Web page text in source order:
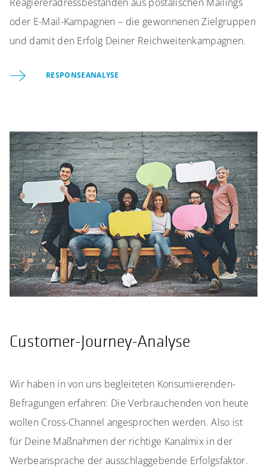
Reagiereradressbeständen aus postalischen Mailings
oder E-Mail-Kampagnen – die gewonnenen Zielgruppen
und damit den Erfolg Deiner Reichweitenkampagnen.
RESPONSEANALYSE
Customer-Journey-Analyse
Wir haben in von uns begleiteten Konsumierenden-
Befragungen erfahren: Die Verbrauchenden von heute
wollen Cross-Channel angesprochen werden. Also ist
für Deine Maßnahmen der richtige Kanalmix in der
Werbeansprache der ausschlaggebende Erfolgsfaktor.